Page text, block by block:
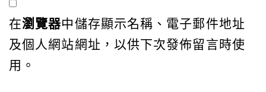
在瀏覽器中儲存顯示名稱、電子郵件地址
及個人網站網址，以供下次發佈留言時使
用。